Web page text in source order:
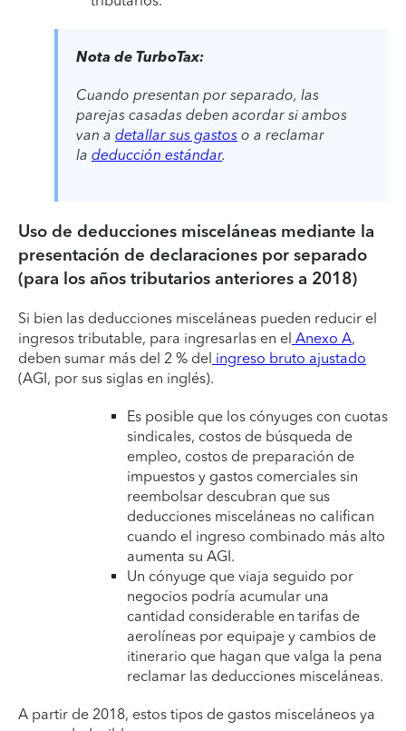
Nota de TurboTax:
Cuando presentan por separado, las
parejas casadas deben acordar si ambos
van a detallar sus gastos o a reclamar
la deducción estándar.
Uso de deducciones misceláneas mediante la
presentación de declaraciones por separado
(para los años tributarios anteriores a 2018)
Si bien las deducciones misceláneas pueden reducir el
ingresos tributable, para ingresarlas en el Anexo A,
deben sumar más del 2 % del ingreso bruto ajustado
(AGI, por sus siglas en inglés).
Es posible que los cónyuges con cuotas
sindicales, costos de búsqueda de
empleo, costos de preparación de
impuestos y gastos comerciales sin
reembolsar descubran que sus
deducciones misceláneas no califican
cuando el ingreso combinado más alto
aumenta su AGI.
Un cónyuge que viaja seguido por
negocios podría acumular una
cantidad considerable en tarifas de
aerolíneas por equipaje y cambios de
itinerario que hagan que valga la pena
reclamar las deducciones misceláneas.
A partir de 2018, estos tipos de gastos misceláneos ya